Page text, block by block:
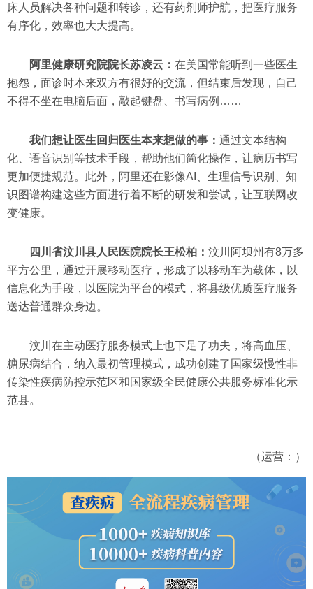
床人员解决各种问题和转诊，还有药剂师护航，把医疗服务
有序化，效率也大大提高。
阿里健康研究院院长苏凌云： 在美国常能听到一些医生
抱怨，面诊时本来双方有很好的交流，但结束后发现，自己
不得不坐在电脑后面，敲起键盘、书写病例……
我们想让医生回归医生本来想做的事： 通过文本结构
化、语音识别等技术手段，帮助他们简化操作，让病历书写
更加便捷规范。此外，阿里还在影像AI、生理信号识别、知
识图谱构建这些方面进行着不断的研发和尝试，让互联网改
变健康。
四川省汶川县人民医院院长王松柏： 汶川阿坝州有8万多
平方公里，通过开展移动医疗，形成了以移动车为载体，以
信息化为手段，以医院为平台的模式，将县级优质医疗服务
送达普通群众身边。
汶川在主动医疗服务模式上也下足了功夫，将高血压、
糖尿病结合，纳入最初管理模式，成功创建了国家级慢性非
传染性疾病防控示范区和国家级全民健康公共服务标准化示
范县。
（运营：）